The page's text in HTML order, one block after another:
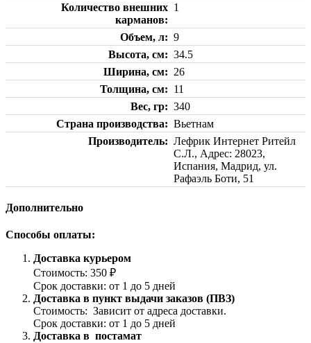
Количество внешних
карманов
1
Объем, л
9
Высота, см
34.5
Ширина, см
26
Толщина, см
11
Вес, гр
340
Страна производства
Вьетнам
Производитель
Лефрик Интернет Ритейл
С.Л., Адрес: 28023,
Испания, Мадрид, ул.
Рафаэль Боти, 51
Дополнительно
Способы оплаты:
Доставка курьером
Стоимость: 350 ₽
Срок доставки: от 1 до 5 дней
Доставка в пункт выдачи заказов (ПВЗ)
Стоимость: Зависит от адреса доставки.
Срок доставки: от 1 до 5 дней
Доставка в постамат